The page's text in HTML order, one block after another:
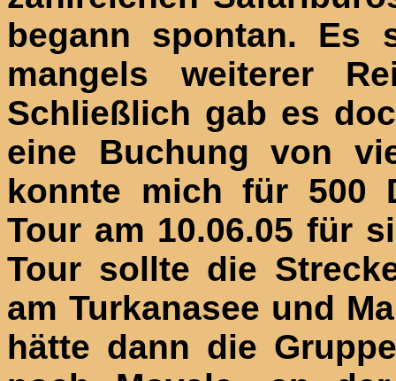
begann spontan. Es
mangels weiterer
Schließlich gab es
eine Buchung von
konnte mich für 500
Tour am 10.06.05 für
Tour sollte die
am Turkanasee und
hätte dann die